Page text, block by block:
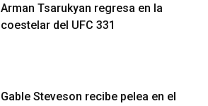
Arman Tsarukyan regresa en la
coestelar del UFC 331
Gable Steveson recibe pelea en el